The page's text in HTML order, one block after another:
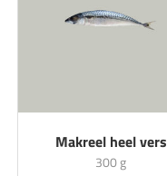
Makreel heel vers
300 g